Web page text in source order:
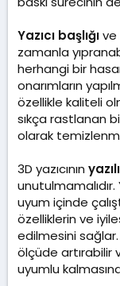
Yazıcı başlığıve
zamanla
herhangi bir
onarımların
özellikle kaliteli
sıkça rastlanan
olarak
3D yazıcının
unutulmamalıdır.
uyum içinde
özelliklerin ve
edilmesini sağlar.
ölçüde artırabilir
uyumlu